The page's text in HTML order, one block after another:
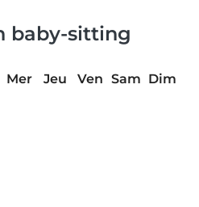
baby-sitting
Mer Jeu Ven Sam Dim